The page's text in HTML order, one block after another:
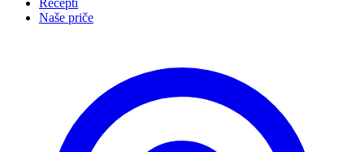
Recepti
Naše priče